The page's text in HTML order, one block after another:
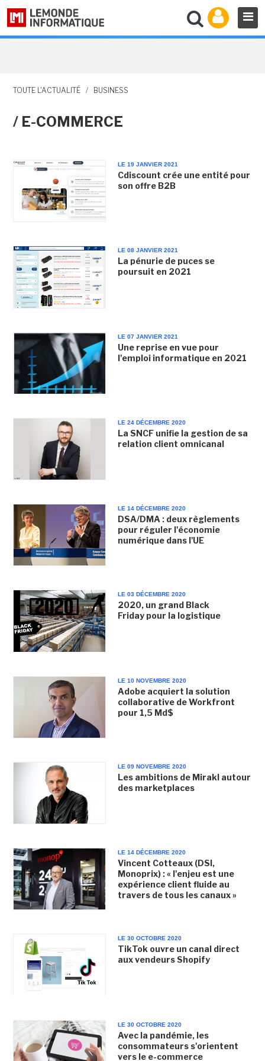
TOUTE L'ACTUALITÉ / BUSINESS
/ E-COMMERCE
LE 19 JANVIER 2021
Cdiscount crée une entité pour
son offre B2B
LE 08 JANVIER 2021
La pénurie de puces se
poursuit en 2021
LE 07 JANVIER 2021
Une reprise en vue pour
l'emploi informatique en 2021
LE 24 DÉCEMBRE 2020
La SNCF unifie la gestion de sa
relation client omnicanal
LE 14 DÉCEMBRE 2020
DSA/DMA : deux règlements
pour réguler l'économie
numérique dans l'UE
LE 03 DÉCEMBRE 2020
2020, un grand Black
Friday pour la logistique
LE 10 NOVEMBRE 2020
Adobe acquiert la solution
collaborative de Workfront
pour 1,5 Md$
LE 09 NOVEMBRE 2020
Les ambitions de Mirakl autour
des marketplaces
LE 14 DÉCEMBRE 2020
Vincent Cotteaux (DSI,
Monoprix) : « l'enjeu est une
expérience client fluide au
travers de tous les canaux »
LE 30 OCTOBRE 2020
TikTok ouvre un canal direct
aux vendeurs Shopify
LE 30 OCTOBRE 2020
Avec la pandémie, les
consommateurs s'orientent
vers le e-commerce